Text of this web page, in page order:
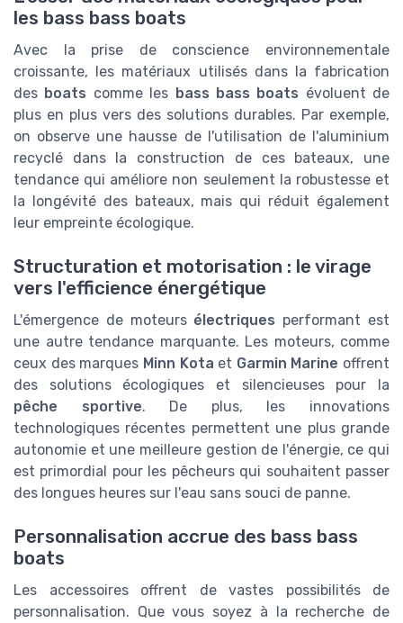
les bass bass boats
Avec la prise de conscience environnementale
croissante, les matériaux utilisés dans la fabrication
des boats comme les bass bass boats évoluent de
plus en plus vers des solutions durables. Par exemple,
on observe une hausse de l'utilisation de l'aluminium
recyclé dans la construction de ces bateaux, une
tendance qui améliore non seulement la robustesse et
la longévité des bateaux, mais qui réduit également
leur empreinte écologique.
Structuration et motorisation : le virage
vers l'efficience énergétique
L'émergence de moteurs électriques performant est
une autre tendance marquante. Les moteurs, comme
ceux des marques Minn Kota et Garmin Marine offrent
des solutions écologiques et silencieuses pour la
pêche
sportive. De plus, les innovations
technologiques récentes permettent une plus grande
autonomie et une meilleure gestion de l'énergie, ce qui
est primordial pour les pêcheurs qui souhaitent passer
des longues heures sur l'eau sans souci de panne.
Personnalisation accrue des bass bass
boats
Les accessoires offrent de vastes possibilités de
personnalisation. Que vous soyez à la recherche de